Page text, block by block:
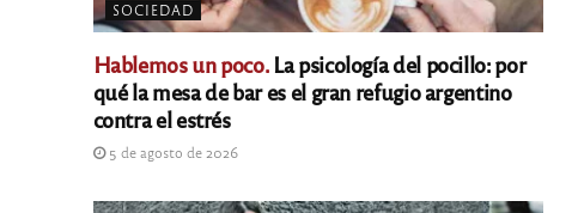
SOCIEDAD
Hablemos un poco.La psicología del pocillo: por
qué la mesa de bar es el gran refugio argentino
contra el estrés
5 de agosto de 2026